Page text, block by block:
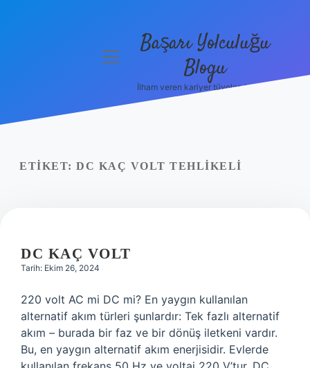
menüyüBaşarı Yolculuğu
Blogu
İlham veren kariyer tüyoları burada!
ETIKET: DC KAÇ VOLT TEHLIKELI
DC KAÇ VOLT
Tarih: Ekim 26, 2024
220 volt AC mi DC mi? En yaygın kullanılan
alternatif akım türleri şunlardır: Tek fazlı alternatif
akım – burada bir faz ve bir dönüş iletkeni vardır.
Bu, en yaygın alternatif akım enerjisidir. Evlerde